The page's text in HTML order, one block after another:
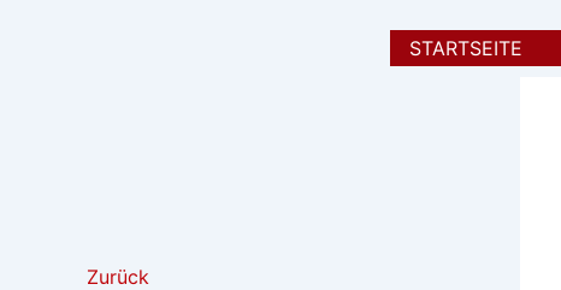
STARTSEITE
Zurück